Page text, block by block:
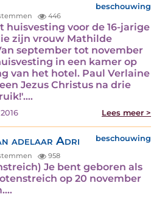
beschouwing
446
huisvesting voor de 16-jarige
zijn vrouw Mathilde
september tot november
in een kamer op
van het hotel. Paul Verlaine
Jezus Christus na drie
Lees meer >
adelaar Adri beschouwing
958
Je bent geboren als
op 20 november